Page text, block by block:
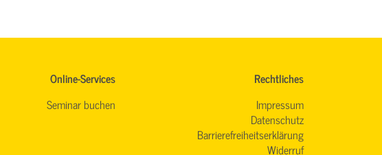
Online-Services
Seminar buchen
Rechtliches
Impressum
Datenschutz
Barrierefreiheitserklärung
Widerruf